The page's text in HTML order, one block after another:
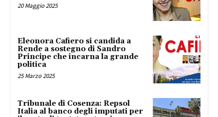
20 Maggio 2025
Eleonora Cafiero si candida a
Rende a sostegno di Sandro
Principe che incarna la grande
politica
25 Marzo 2025
Tribunale di Cosenza: Repsol
Italia al banco degli imputati per